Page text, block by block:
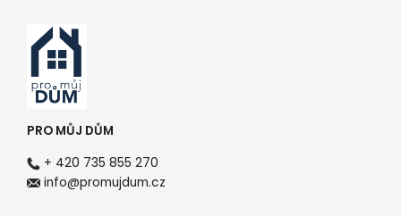
PRO MŮJ DŮM
+ 420 735 855 270
info@promujdum.cz